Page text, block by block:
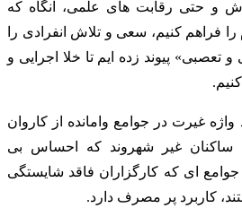
و حتی رقابت های علمی، آنگاه که
را فراهم کنیم، سعی و تلاش انفرادی را
تعصبی» پیوند زده ایم تا خلا اجرایی و
غیرت در جوامع وامانده از کاروان
ساکنان غیر شهروند که احساس بی
ای که کارگزاران فاقد شایستگی
کاربرد پر مصرف دارد.